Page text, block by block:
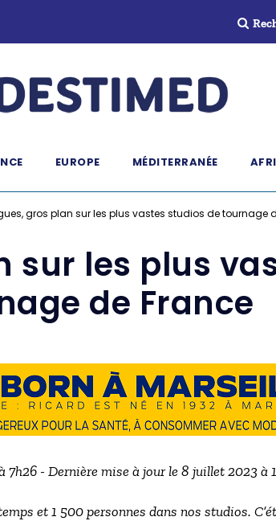
EUROPE MÉDITERRANÉE
gros plan sur les plus vastes studios de tournage
sur les plus
de France
7h26 - Dernière mise à jour le 8 juillet 2023 à
et 1 500 personnes dans nos studios.